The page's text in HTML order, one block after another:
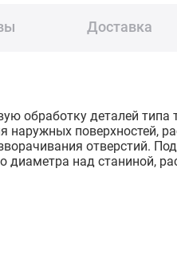
Доставка
обработку деталей
поверхностей,
отверстий.
над станиной,